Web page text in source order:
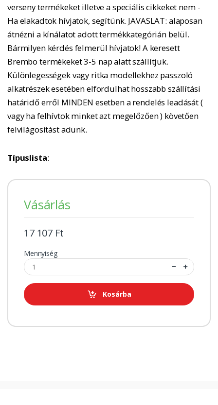
verseny termékeket illetve a speciális cikkeket nem -
Ha elakadtok hívjatok, segítünk. JAVASLAT: alaposan
átnézni a kínálatot adott termékkategórián belül.
Bármilyen kérdés felmerül hívjatok! A keresett
Brembo termékeket 3-5 nap alatt szállítjuk.
Különlegességek vagy ritka modellekhez passzoló
alkatrészek esetében elfordulhat hosszabb szállítási
határidő erről MINDEN esetben a rendelés leadását (
vagy ha felhívtok minket azt megelőzően ) követően
felvilágosítást adunk.
Típuslista:
Vásárlás
17 107 Ft
Mennyiség
Kosárba